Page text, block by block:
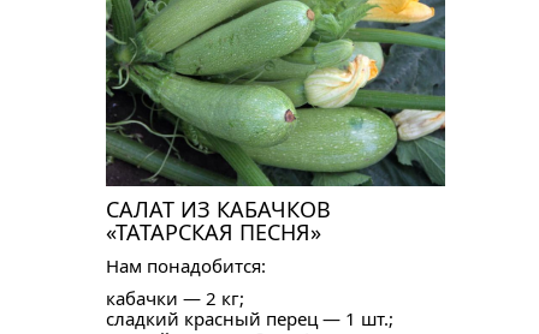
САЛАТ ИЗ КАБАЧКОВ
«ТАТАРСКАЯ ПЕСНЯ»
Нам понадобится:
кабачки — 2 кг;
сладкий красный перец — 1 шт.;